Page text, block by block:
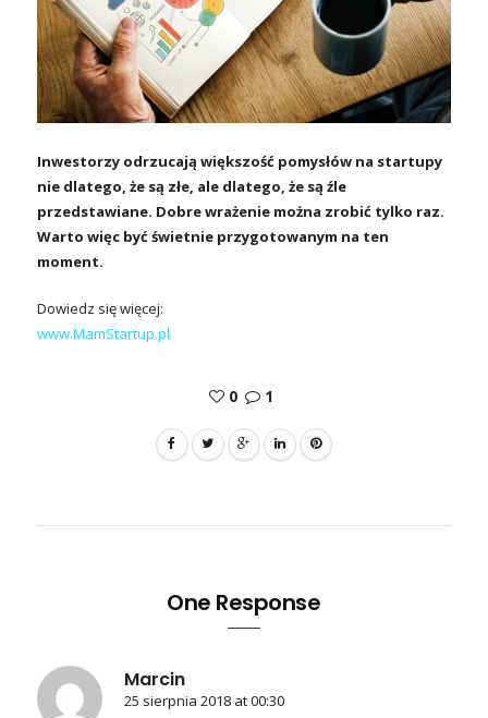
Inwestorzy odrzucają większość pomysłów na startupy
nie dlatego, że są złe, ale dlatego, że są źle
przedstawiane. Dobre wrażenie można zrobić tylko raz.
Warto więc być świetnie przygotowanym na ten
moment.
Dowiedz się więcej:
www.MamStartup.pl
0 1
One Response
Marcin
25 sierpnia 2018 at 00:30